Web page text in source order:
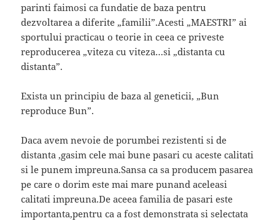
parinti faimosi ca fundatie de baza pentru
dezvoltarea a diferite „familii”.Acesti „MAESTRI” ai
sportului practicau o teorie in ceea ce priveste
reproducerea „viteza cu viteza…si „distanta cu
distanta”.
Exista un principiu de baza al geneticii, „Bun
reproduce Bun”.
Daca avem nevoie de porumbei rezistenti si de
distanta ,gasim cele mai bune pasari cu aceste calitati
si le punem impreuna.Sansa ca sa producem pasarea
pe care o dorim este mai mare punand aceleasi
calitati impreuna.De aceea familia de pasari este
importanta,pentru ca a fost demonstrata si selectata